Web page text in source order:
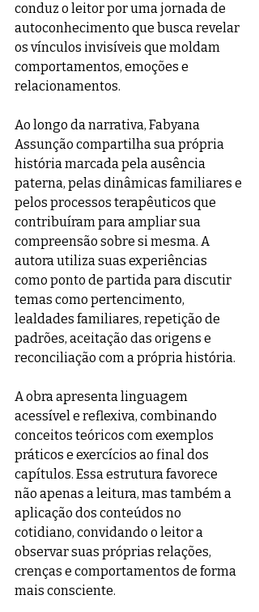
conduz o leitor por uma jornada de
autoconhecimento que busca revelar
os vínculos invisíveis que moldam
comportamentos, emoções e
relacionamentos.
Ao longo da narrativa, Fabyana
Assunção compartilha sua própria
história marcada pela ausência
paterna, pelas dinâmicas familiares e
pelos processos terapêuticos que
contribuíram para ampliar sua
compreensão sobre si mesma. A
autora utiliza suas experiências
como ponto de partida para discutir
temas como pertencimento,
lealdades familiares, repetição de
padrões, aceitação das origens e
reconciliação com a própria história.
A obra apresenta linguagem
acessível e reflexiva, combinando
conceitos teóricos com exemplos
práticos e exercícios ao final dos
capítulos. Essa estrutura favorece
não apenas a leitura, mas também a
aplicação dos conteúdos no
cotidiano, convidando o leitor a
observar suas próprias relações,
crenças e comportamentos de forma
mais consciente.